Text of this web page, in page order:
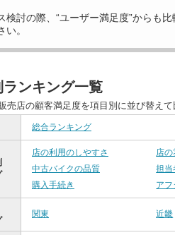
検討の際、“ユーザー満足度”からも
い。
ランキング一覧
売店の顧客満足度を項目別に並び替えて
総合ランキング
店の利用のしやすさ 店の
中古バイクの品質
担当
購入手続き
アフ
関東 近畿